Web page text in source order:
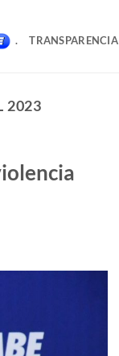
. TRANSPARENCIA
2023